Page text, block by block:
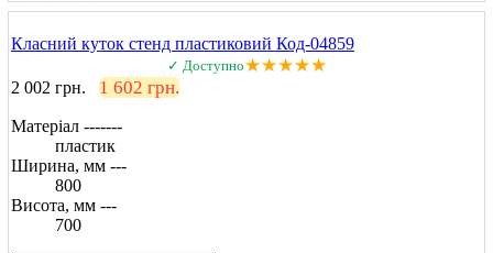
Класний куток стенд пластиковий Код-04859
✓ Доступно★★★★★
2 002 грн. 1 602 грн.
Матеріал -------
пластик
Ширина, мм ---
800
Висота, мм ---
700